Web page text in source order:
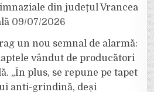
din județul Vrancea
09/07/2026
un nou semnal de alarmă:
vândut de producători
„În plus, se repune pe tapet
anti-grindină, deși